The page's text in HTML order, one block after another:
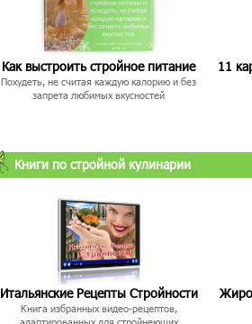
Как выстроить стройное питание
Похудеть, не считая каждую калорию и без
запрета любимых вкусностей
11
Книги по стройной кулинарии
Итальянские Рецепты Стройности
Книга избранных видео-рецептов,